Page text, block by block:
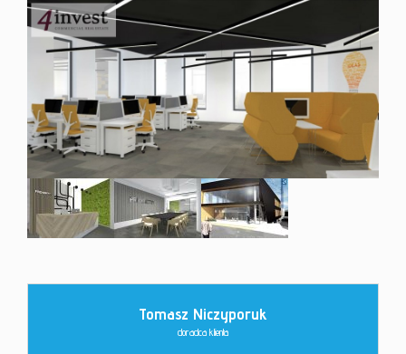
Kontakt
Tomasz Niczyporuk
doradca klienta